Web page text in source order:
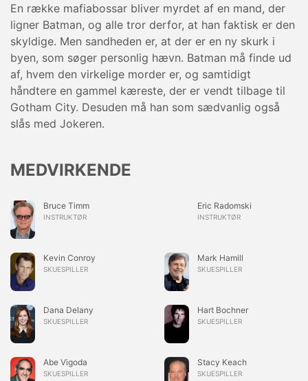
En række mafiabossar bliver myrdet af en mand, der
ligner Batman, og alle tror derfor, at han faktisk er den
skyldige. Men sandheden er, at der er en ny skurk i
byen, som søger personlig hævn. Batman må finde ud
af, hvem den virkelige morder er, og samtidigt
håndtere en gammel kæreste, der er vendt tilbage til
Gotham City. Desuden må han som sædvanlig også
slås med Jokeren.
MEDVIRKENDE
Bruce Timm
INSTRUKTØR
Eric Radomski
INSTRUKTØR
Kevin Conroy
SKUESPILLER
Mark Hamill
SKUESPILLER
Dana Delany
SKUESPILLER
Hart Bochner
SKUESPILLER
Abe Vigoda
SKUESPILLER
Stacy Keach
SKUESPILLER